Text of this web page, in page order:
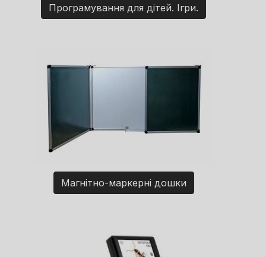
Програмування для дітей. Ігри.
Магнітно-маркерні дошки